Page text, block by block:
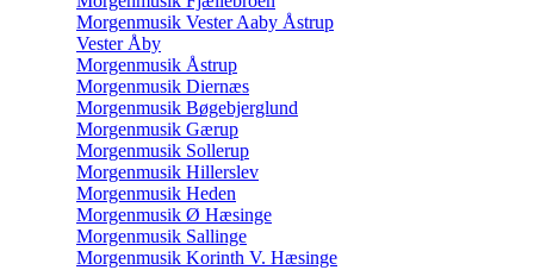
Morgenmusik Vester Aaby Åstrup
Vester Åby
Morgenmusik Åstrup
Morgenmusik Diernæs
Morgenmusik Bøgebjerglund
Morgenmusik Gærup
Morgenmusik Sollerup
Morgenmusik Hillerslev
Morgenmusik Heden
Morgenmusik Ø Hæsinge
Morgenmusik Sallinge
Morgenmusik Korinth V. Hæsinge